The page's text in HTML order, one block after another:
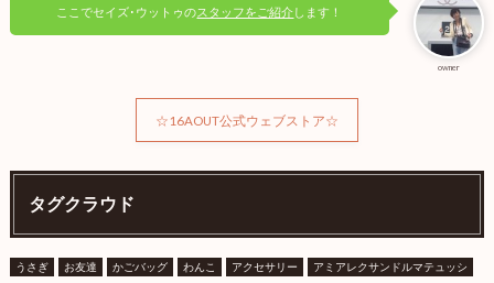
owner
ここでセイズ･ウットゥのスタッフをご紹介します！
☆16AOUT公式ウェブストア☆
タグクラウド
うさぎ お友達 かごバッグ わんこ アクセサリー アミアレクサンドルマテュッシ